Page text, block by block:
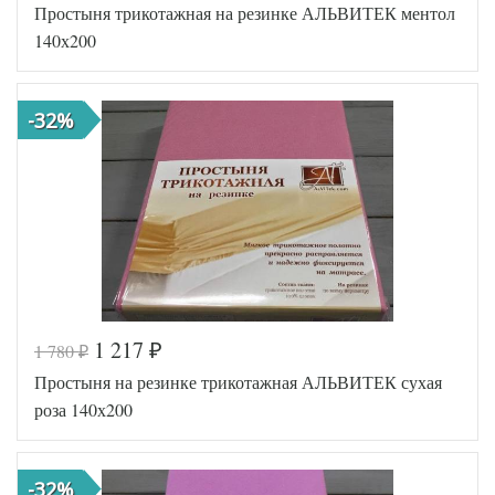
Артикул
AL200092
Размер
простыни
140х200
(на
резинке)
Производитель
АльВиТек
(Россия)
Код товара
517-087
Артикул
AL460704
Ткань
Размер
простыни
140х200
(на
резинке)
Простыня трикотажная на резинке АЛЬВИТЕК ментол
140х200
-32%
1 780₽ 1 217 ₽
Простыня на резинке трикотажная АЛЬВИТЕК сухая
роза 140х200
-32%